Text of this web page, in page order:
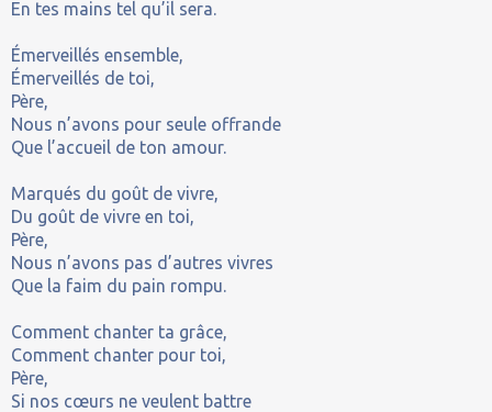
En tes mains tel qu’il sera.
Émerveillés ensemble,
Émerveillés de toi,
Père,
Nous n’avons pour seule offrande
Que l’accueil de ton amour.
Marqués du goût de vivre,
Du goût de vivre en toi,
Père,
Nous n’avons pas d’autres vivres
Que la faim du pain rompu.
Comment chanter ta grâce,
Comment chanter pour toi,
Père,
Si nos cœurs ne veulent battre